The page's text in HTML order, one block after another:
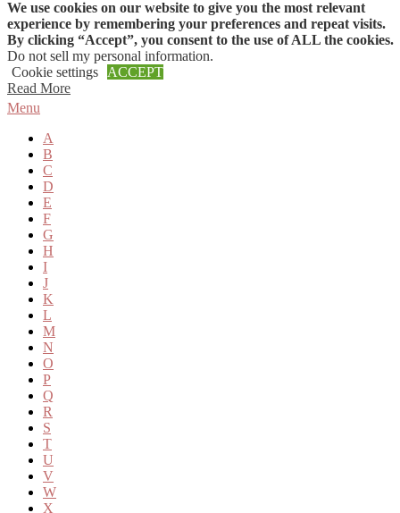
Skip to content
Menu
A
B
C
D
E
F
G
H
I
J
K
L
M
N
O
P
Q
R
S
T
U
V
W
X
We use cookies on our website to give you the most relevant
experience by remembering your preferences and repeat visits.
By clicking “Accept”, you consent to the use of ALL the cookies.
Do not sell my personal information.
Cookie settings
ACCEPT
Read More